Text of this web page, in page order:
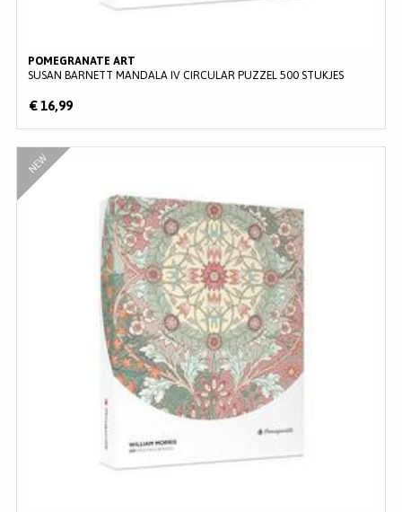
POMEGRANATE ART
SUSAN BARNETT MANDALA IV CIRCULAR PUZZEL 500 STUKJES
€ 16,99
NEW